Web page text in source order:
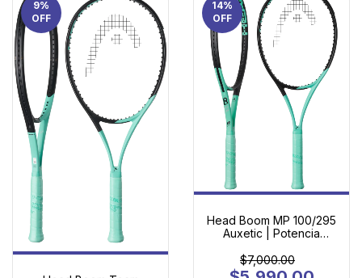
9%
OFF
14%
OFF
Head Boom MP 100/295
Auxetic | Potencia
Jugadores en
Evolución
$7,000.00